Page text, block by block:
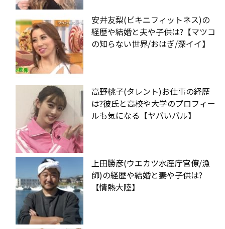
安井友梨(ビキニフィットネス)の
経歴や結婚と夫や子供は?【マツコ
の知らない世界/おはぎ/深イイ】
高野桃子(タレント)お仕事の経歴
は?彼氏と高校や大学のプロフィー
ルも気になる【ヤバいバル】
上田勝彦(ウエカツ水産庁官僚/漁
師)の経歴や結婚と妻や子供は?
【情熱大陸】